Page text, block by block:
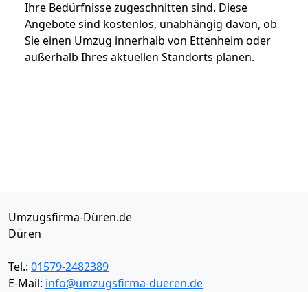
Ihre Bedürfnisse zugeschnitten sind. Diese
Angebote sind kostenlos, unabhängig davon, ob
Sie einen Umzug innerhalb von Ettenheim oder
außerhalb Ihres aktuellen Standorts planen.
Umzugsfirma-Düren.de
Düren
Tel.: 01579-2482389
E-Mail: info@umzugsfirma-dueren.de